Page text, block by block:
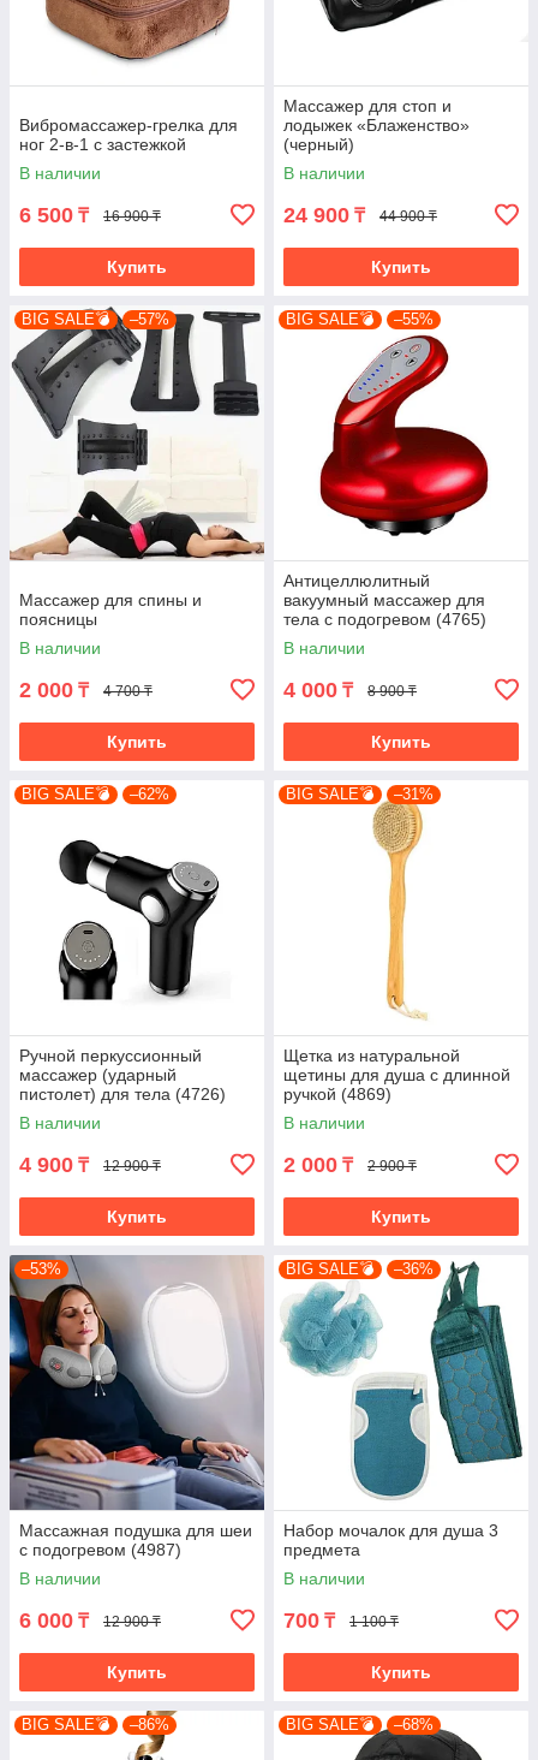
Вибромассажер-грелка для
ног 2-в-1 с застежкой
В наличии
6 500 ₸ 16 900 ₸
Купить
Массажер для стоп и
лодыжек «Блаженство»
(черный)
В наличии
24 900 ₸ 44 900 ₸
Купить
BIG SALE💣 –57%
Массажер для спины и
поясницы
В наличии
2 000 ₸ 4 700 ₸
Купить
BIG SALE💣 –55%
Антицеллюлитный
вакуумный массажер для
тела с подогревом (4765)
В наличии
4 000 ₸ 8 900 ₸
Купить
BIG SALE💣 –62%
Ручной перкуссионный
массажер (ударный
пистолет) для тела (4726)
В наличии
4 900 ₸ 12 900 ₸
Купить
BIG SALE💣 –31%
Щетка из натуральной
щетины для душа с длинной
ручкой (4869)
В наличии
2 000 ₸ 2 900 ₸
Купить
–53%
Массажная подушка для шеи
с подогревом (4987)
В наличии
6 000 ₸ 12 900 ₸
Купить
BIG SALE💣 –36%
Набор мочалок для душа 3
предмета
В наличии
700 ₸ 1 100 ₸
Купить
BIG SALE💣 –86% BIG SALE💣 –68%